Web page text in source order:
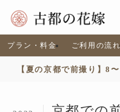
プラン・料金 ご利用の流
【夏の京都で前撮り】8